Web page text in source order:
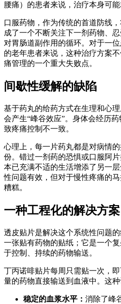
腰痛）的患者来说，治疗本身可能
口服药物，作为传统的首道防线
成了一个不断关注下一剂药物、
对胃肠道副作用的循环。对于一
的老年患者来说，这种治疗方案
痛管理的一个重大失败点。
间歇性缓解的缺陷
基于药丸的给药方式在生理和心
会产生“峰谷效应”。身体会经历
致疼痛控制不一致。
心理上，每一片药丸都是对病情
份。错过一剂药的恐惧或口服阿
本已充满不适的生活增添了另一
性问题有效，但对于慢性疼痛的
糟糕。
一种工程化的解决方
透皮贴片是解决这个系统性问题
一张贴有药物的贴纸；它是一个
于控制、持续的药物输送。
丁丙诺啡贴片每周只需贴一次，
量的药物直接输送到血液中。这
稳定的血浆水平： 消除了峰